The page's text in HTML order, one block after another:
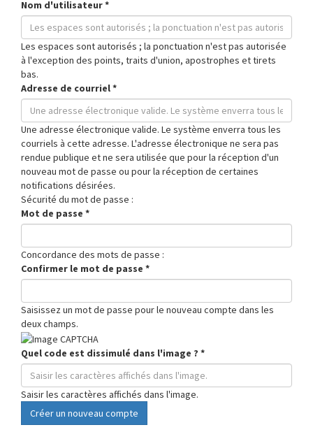
Nom d'utilisateur*
Les espaces sont autorisés ; la ponctuation n'est pas autorisée
à l'exception des points, traits d'union, apostrophes et tirets
bas.
Adresse de courriel*
Une adresse électronique valide. Le système enverra tous les
courriels à cette adresse. L'adresse électronique ne sera pas
rendue publique et ne sera utilisée que pour la réception d'un
nouveau mot de passe ou pour la réception de certaines
notifications désirées.
Sécurité du mot de passe :
Mot de passe *
Concordance des mots de passe :
Confirmer le mot de passe *
Saisissez un mot de passe pour le nouveau compte dans les
deux champs.
Quel code est dissimulé dans l'image ? *
Saisir les caractères affichés dans l'image.
Créer un nouveau compte